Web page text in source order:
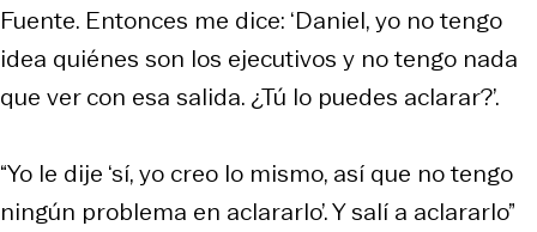
Fuente. Entonces me dice: ‘Daniel, yo no tengo
idea quiénes son los ejecutivos y no tengo nada
que ver con esa salida. ¿Tú lo puedes aclarar?’.
“Yo le dije ‘sí, yo creo lo mismo, así que no tengo
ningún problema en aclararlo’. Y salí a aclararlo”